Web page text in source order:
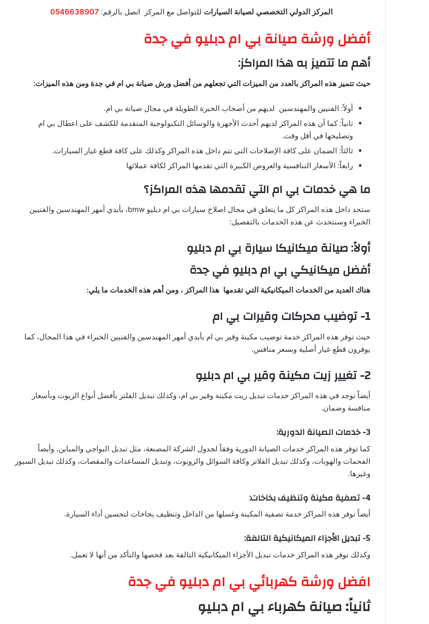
المركز الدولي التخصصي لصيانة السيارات للتواصل مع المركز اتصل بالرقم: 0546638907
أفضل ورشة صيانة بي ام دبليو في جدة
أهم ما تتميز به هذا المراكز:
حيث تتميز هذه المراكز بالعدد من الميزات التي تجعلهم من أفضل ورش صيانة بي ام في جدة ومن هذه الميزات:
أولاً: الفنيين والمهندسين لديهم من أصحاب الخبرة الطويلة في مجال صيانة بي ام.
ثانياً: كما أن هذه المراكز لديهم أحدث الأجهزة والوسائل التكنولوجية المتقدمة للكشف على اعطال بي ام
وتصليحها في أقل وقت.
ثالثاً: الضمان على كافة الإصلاحات التي تتم داخل هذه المراكز وكذلك على كافة قطع غيار السيارات.
رابعاً: الأسعار التنافسية والعروض الكبيرة التي تقدمها المراكز لكافة عملائها
ما هي خدمات بي ام التي تقدمها هذه المراكز؟
ستحد داخل هذه المراكز كل ما يتعلق في مجال اصلاح سيارات بي ام دبليو bmw، بأيدي أمهر المهندسين والفنيين
الخبراء وسنتحدث عن هذه الخدمات بالتفصيل:
أولاً: صيانة ميكانيكا سيارة بي ام دبليو
أفضل ميكانيكي بي ام دبليو في جدة
هناك العديد من الخدمات الميكانيكية التي تقدمها هذا المراكز ، ومن أهم هذه الخدمات ما يلي:
1- توضيب محركات وقيرات بي ام
حيث توفر هذه المراكز خدمة توضيب مكينة وقير بي ام بأيدي أمهر المهندسين والفنيين الخبراء في هذا المجال، كما
يوفرون قطع غيار أصلية وبسعر منافس.
2- تغيير زيت مكينة وقير بي ام دبليو
أيضاً توجد في هذه المراكز خدمات تبديل زيت مكينة وقير بي ام، وكذلك تبديل الفلتر بأفضل أنواع الزيوت وبأسعار
منافسة وضمان.
3- خدمات الصيانة الدورية:
كما توفر هذه المراكز خدمات الصيانة الدورية وفقاً لجدول الشركة المصنعة، مثل تبديل البواجي والمباين، وأيضاً
الفحمات والهوبات، وكذلك تبديل الفلاتر وكافة السوائل والزويوت، وتبديل المساعدات والمقصات، وكذلك تبديل السيور
وغيرها.
4- تصفية مكينة وتنظيف بخاخات:
أيضاً توفر هذه المراكز خدمة تصفية المكينة وغسلها من الداخل وتنظيف بخاخات لتحسين أداء السيارة.
5- تبديل الأجزاء الميكانيكية التالفة:
وكذلك توفر هذه المراكز خدمات تبديل الأجزاء الميكانيكية التالفة بعد فحصها والتأكد من أنها لا تعمل.
افضل ورشة كهربائي بي ام دبليو في جدة
ثانياً: صيانة كهرباء بي ام دبليو